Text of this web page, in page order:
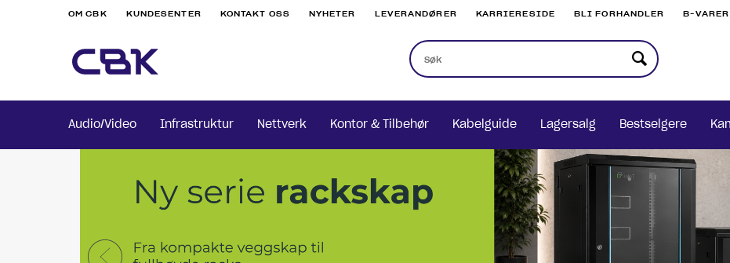
OM CBK KUNDESENTER KONTAKT OSS NYHETER LEVERANDØRER KARRIERESIDE BLI FORHANDLER B-VARER
Audio/Video Infrastruktur Nettverk Kontor & Tilbehør Kabelguide Lagersalg Bestselgere